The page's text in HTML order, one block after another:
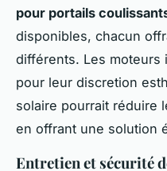
pour portails
disponibles, chacun
différents. Les moteurs
pour leur discretion
solaire pourrait réduire
en offrant une solution
Entretien et sécurité